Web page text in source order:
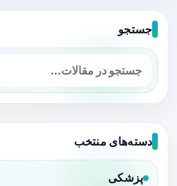
جستجو
دسته‌های منتخب
پزشکی